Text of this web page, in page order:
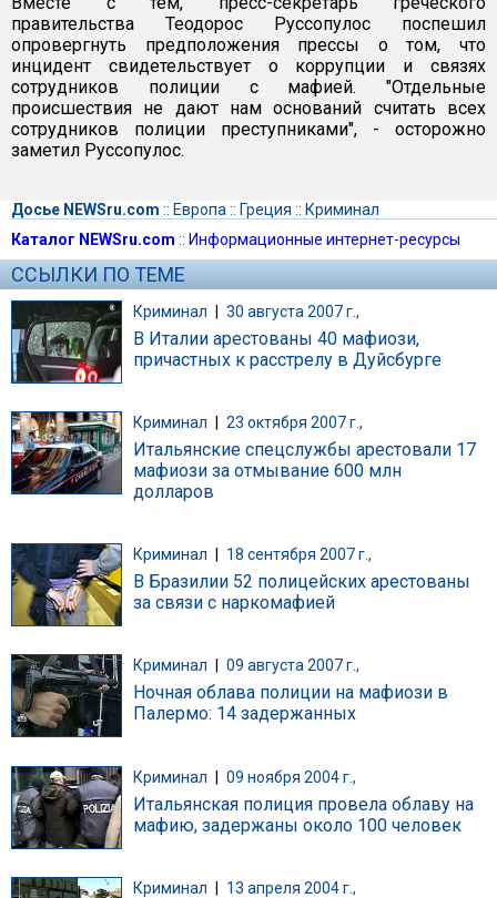
правительства Теодорос Руссопулос поспешил
опровергнуть предположения прессы о том, что
инцидент свидетельствует о коррупции и связях
сотрудников полиции с мафией. "Отдельные
происшествия не дают нам оснований считать всех
сотрудников полиции преступниками", - осторожно
заметил Руссопулос.
Досье NEWSru.com :: Европа :: Греция :: Криминал
Каталог NEWSru.com :: Информационные интернет-ресурсы
ССЫЛКИ ПО ТЕМЕ
Криминал | 30 августа 2007 г.,
В Италии арестованы 40 мафиози,
причастных к расстрелу в Дуйсбурге
Криминал 23 октября 2007 г.,
Итальянские спецслужбы арестовали 17
мафиози за отмывание 600 млн
долларов
Криминал 18 сентября 2007 г.,
В Бразилии 52 полицейских арестованы
за связи с наркомафией
Криминал 09 августа 2007 г.,
Ночная облава полиции на мафиози в
Палермо: 14 задержанных
Криминал | 09 ноября 2004 г.,
Итальянская полиция провела облаву на
мафию, задержаны около 100 человек
Криминал 13 апреля 2004 г.,